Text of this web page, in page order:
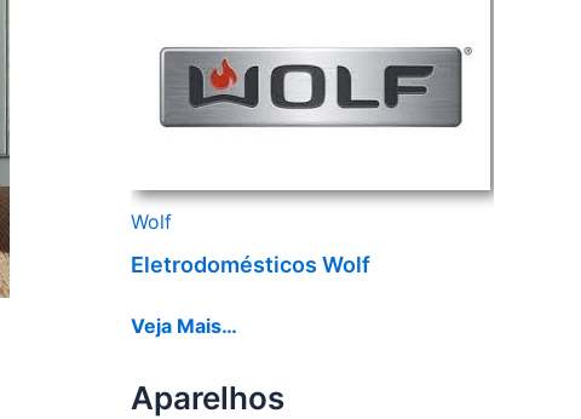
Wolf
Eletrodomésticos Wolf
Veja Mais…
Aparelhos